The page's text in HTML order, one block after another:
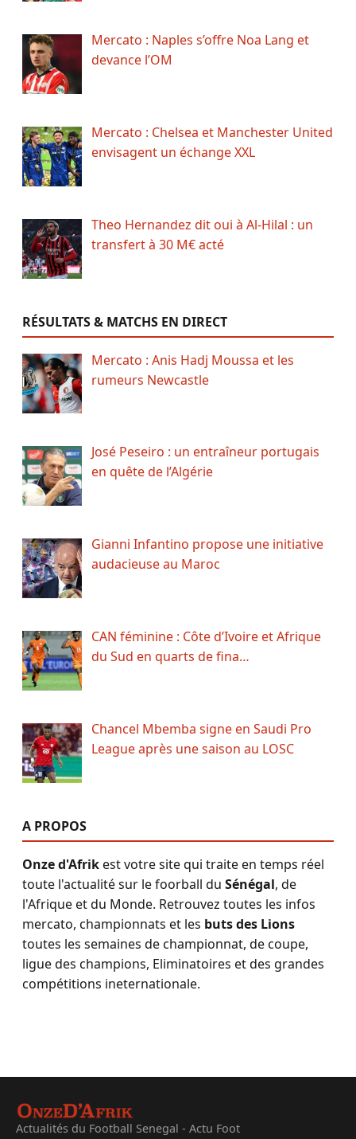
Mercato : Naples s’offre Noa Lang et
devance l’OM
Mercato : Chelsea et Manchester United
envisagent un échange XXL
Theo Hernandez dit oui à Al-Hilal : un
transfert à 30 M€ acté
RÉSULTATS & MATCHS EN DIRECT
Mercato : Anis Hadj Moussa et les
rumeurs Newcastle
José Peseiro : un entraîneur portugais
en quête de l’Algérie
Gianni Infantino propose une initiative
audacieuse au Maroc
CAN féminine : Côte d’Ivoire et Afrique
du Sud en quarts de fina…
Chancel Mbemba signe en Saudi Pro
League après une saison au LOSC
A PROPOS
Onze d'Afrikest votre site qui traite en temps réel
toute l'actualité sur le foorball du Sénégal, de
l'Afrique et du Monde. Retrouvez toutes les infos
mercato, championnats et les buts des Lions
toutes les semaines de championnat, de coupe,
ligue des champions, Eliminatoires et des grandes
compétitions ineternationale.
Actualités du Football Senegal - Actu Foot